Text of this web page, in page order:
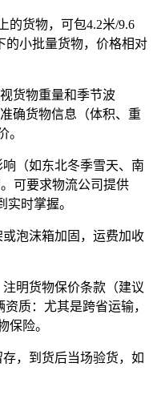
的货物，可包4.2米/9.6
的小批量货物，价格相对
货物重量和季节波
确货物信息（体积、重
。
（如东北冬季雪天、南
可要求物流公司提供
实时掌握。
泡沫箱加固，运费加收
明货物保价条款（建议
质：尤其是跨省运输，
保险。
，到货后当场验货，如